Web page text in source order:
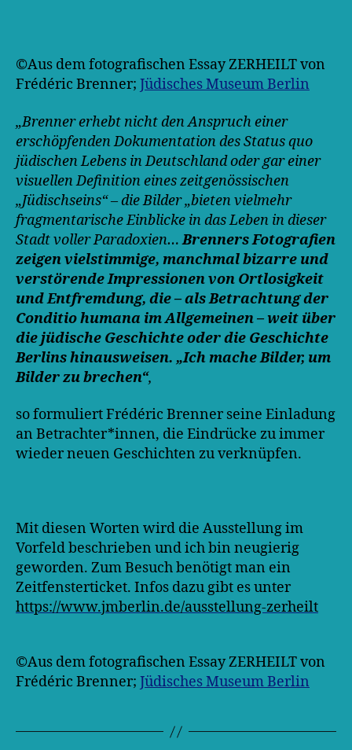
©️Aus dem fotografischen Essay ZERHEILT von
Frédéric Brenner; Jüdisches Museum Berlin
„Brenner erhebt nicht den Anspruch einer
erschöpfenden Dokumentation des Status quo
jüdischen Lebens in Deutschland oder gar einer
visuellen Definition eines zeitgenössischen
„Jüdischseins“ – die Bilder „bieten vielmehr
fragmentarische Einblicke in das Leben in dieser
Stadt voller Paradoxien… Brenners Fotografien
zeigen vielstimmige, manchmal bizarre und
verstörende Impressionen von Ortlosigkeit
und Entfremdung, die – als Betrachtung der
Conditio humana im Allgemeinen – weit über
die jüdische Geschichte oder die Geschichte
Berlins hinausweisen. „Ich mache Bilder, um
Bilder zu brechen“,
so formuliert Frédéric Brenner seine Einladung
an Betrachter*innen, die Eindrücke zu immer
wieder neuen Geschichten zu verknüpfen.
Mit diesen Worten wird die Ausstellung im
Vorfeld beschrieben und ich bin neugierig
geworden. Zum Besuch benötigt man ein
Zeitfensterticket. Infos dazu gibt es unter
https://www.jmberlin.de/ausstellung-zerheilt
©️Aus dem fotografischen Essay ZERHEILT von
Frédéric Brenner; Jüdisches Museum Berlin